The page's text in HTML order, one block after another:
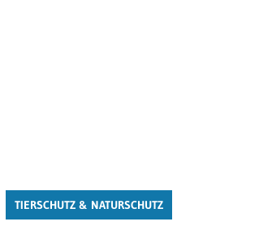
TIERSCHUTZ & NATURSCHUTZ